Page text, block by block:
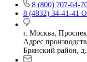
8 (800) 707-64-
8 (4832) 34-41-41
г. Москва,
Адрес
Брянский район,